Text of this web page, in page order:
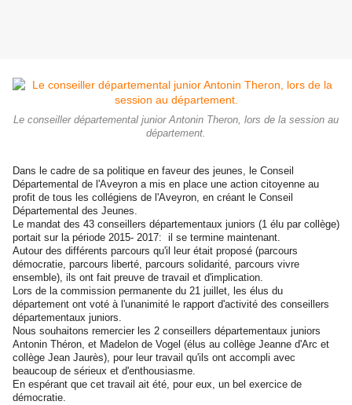
Le conseiller départemental junior Antonin Theron, lors de la session au
département.
Dans le cadre de sa politique en faveur des jeunes, le Conseil
Départemental de l'Aveyron a mis en place une action citoyenne au
profit de tous les collégiens de l'Aveyron, en créant le Conseil
Départemental des Jeunes.
Le mandat des 43 conseillers départementaux juniors (1 élu par collège)
portait sur la période 2015- 2017: il se termine maintenant.
Autour des différents parcours qu'il leur était proposé (parcours
démocratie, parcours liberté, parcours solidarité, parcours vivre
ensemble), ils ont fait preuve de travail et d'implication.
Lors de la commission permanente du 21 juillet, les élus du
département ont voté à l'unanimité le rapport d'activité des conseillers
départementaux juniors.
Nous souhaitons remercier les 2 conseillers départementaux juniors
Antonin Théron, et Madelon de Vogel (élus au collège Jeanne d'Arc et
collège Jean Jaurès), pour leur travail qu'ils ont accompli avec
beaucoup de sérieux et d'enthousiasme.
En espérant que cet travail ait été, pour eux, un bel exercice de
démocratie.